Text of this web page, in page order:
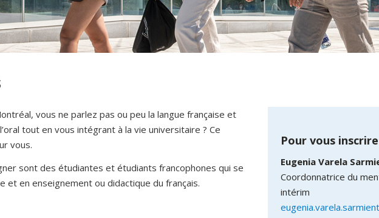
vous ne parlez pas ou peu la langue française et
tout en vous intégrant à la vie universitaire ? Ce
vous.
sont des étudiantes et étudiants francophones qui se
en enseignement ou didactique du français.
Pour vous
Eugenia Varela
Coordonnatrice du
intérim